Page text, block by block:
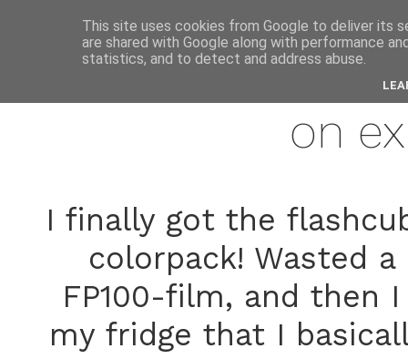
on
I finally got the
colorpack! Wasted
FP100-film, and then
my fridge that I
This site uses cookies from Google to deliver its
are shared with Google along with performance
statistics, and to detect and address abuse.